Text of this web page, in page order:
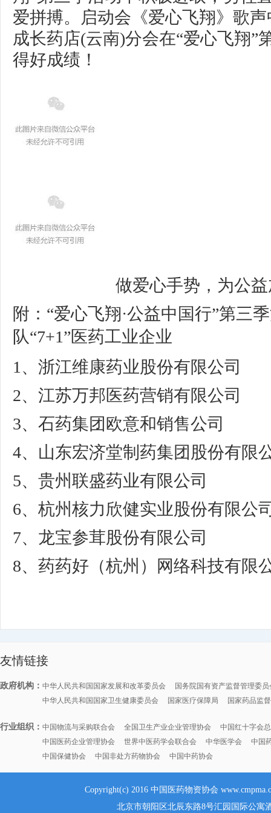
爱拼搏。启动会《爱心飞翔》歌
成长药店(云南)分会在“爱心飞翔”
得好成绩！
做爱心手势，为公
附：“爱心飞翔·公益中国行”第三
队“7+1”医药工业企业
1、浙江维康药业股份有限公司
2、江苏万邦医药营销有限公司
3、石药集团欧意和销售公司
4、山东宏济堂制药集团股份有限
5、贵州联盛药业有限公司
6、杭州核力欣健实业股份有限公
7、龙宝参茸股份有限公司
8、药药好（杭州）网络科技有限
友情链接
政府机构： 中华人民共和国国家发展和改革委员会
国务院国有资产监督管理委员
中华人民共和国国家卫生健康委员会
国家医疗保障局 国家药品监
行业组织： 中国物流与采购联合会 全国卫生产业企业管理协会
中国红十字会
中国医药企业管理协会
世界中医药学会联合会 中华医学会
中国
中国保健协会
中国非处方药物协会 中国中药协会
Copyright(c) 2016 中国医药物资协会
北京市朝阳区北辰东路8号汇园国际公寓